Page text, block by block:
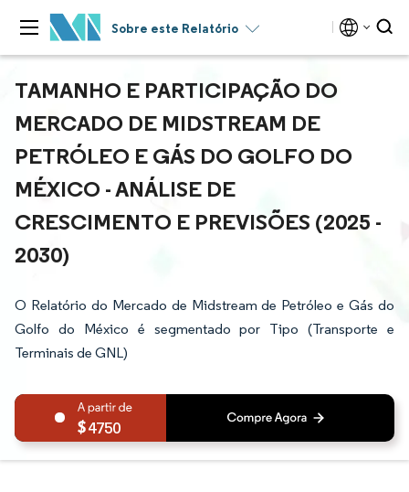
Sobre este Relatório
TAMANHO E PARTICIPAÇÃO DO
MERCADO DE MIDSTREAM DE
PETRÓLEO E GÁS DO GOLFO DO
MÉXICO - ANÁLISE DE
CRESCIMENTO E PREVISÕES (2025 -
2030)
O Relatório do Mercado de Midstream de Petróleo e Gás do
Golfo do México é segmentado por Tipo (Transporte e
Terminais de GNL)
4750